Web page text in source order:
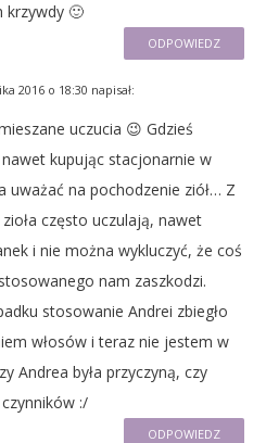
krzywdy 🙂
ODPOWIEDZ
2016 o 18:30 napisał:
uczucia 😉 Gdzieś
nawet kupując stacjonarnie w
uważać na pochodzenie ziół… Z
często uczulają, nawet
i nie można wykluczyć, że coś
nam zaszkodzi.
stosowanie Andrei zbiegło
włosów i teraz nie jestem w
Andrea była przyczyną, czy
:/
ODPOWIEDZ